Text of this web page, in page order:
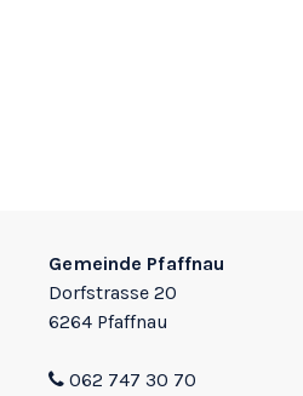
Gemeinde Pfaffnau
Dorfstrasse 20
6264 Pfaffnau
062 747 30 70